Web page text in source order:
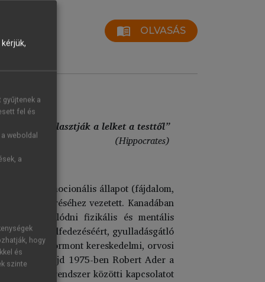
menu_book OLVASÁS
elválasztják a lelket a testtől”
(Hippocrates)
az emocionális állapot (fájdalom,
felismeréséhez vezetett. Kanadában
adaptálódni fizikális és mentális
kortizon felfedezéséért, gyulladásgátló
kapott. E hormont kereskedelmi, orvosi
majd 1975-ben Robert Ader a
az immunrendszer közötti kapcsolatot
a
fel és
weboldal
a
hogy
és
szinte